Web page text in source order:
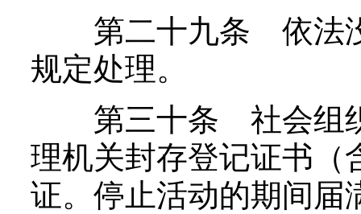
第二十九条 依法没
规定处理。
第三十条 社会组织
理机关封存登记证书（
证。停止活动的期间届